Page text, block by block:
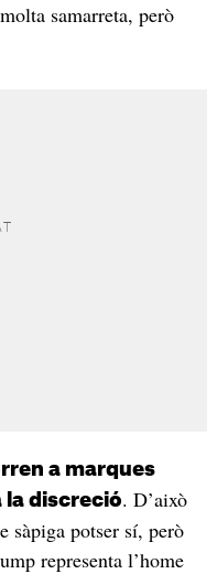
samarreta, però
a marques
la discreció. D’això
sàpiga potser sí, però
representa l’home